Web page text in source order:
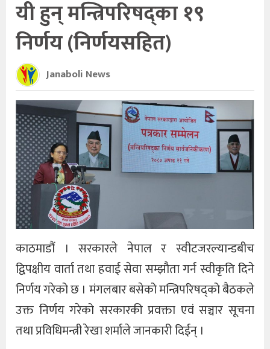
यी हुन् मन्त्रिपरिषद्का १९
निर्णय (निर्णयसहित)
Janaboli News
काठमाडौं । सरकारले नेपाल र स्वीटजरल्यान्डबीच
द्विपक्षीय वार्ता तथा हवाई सेवा सम्झौता गर्न स्वीकृति दिने
निर्णय गरेको छ । मंगलबार बसेको मन्त्रिपरिषद्को बैठकले
उक्त निर्णय गरेको सरकारकी प्रवक्ता एवं सञ्चार सूचना
तथा प्रविधिमन्त्री रेखा शर्माले जानकारी दिईन् ।